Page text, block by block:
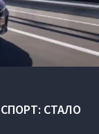
СПОРТ: СТАЛО